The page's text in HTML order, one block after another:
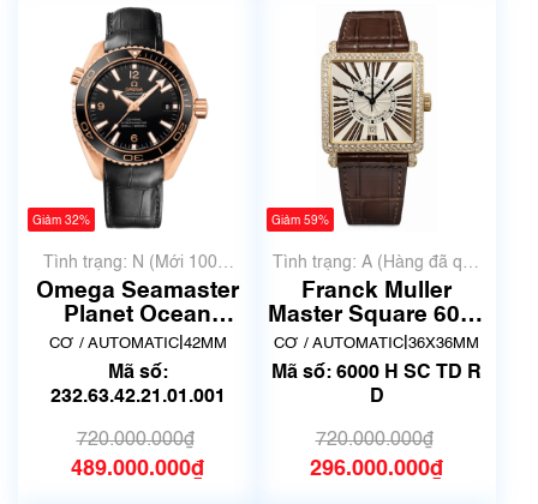
Giảm 32%
Tình trạng: N (Mới 100%
chưa qua sử dụng)
Omega Seamaster
Planet Ocean
232.63.42.21.01.001
| New fullbox
CƠ / AUTOMATIC| 42MM
Mã số:
232.63.42.21.01.001
720.000.000₫
489.000.000₫
Giảm 59%
Tình trạng: A (Hàng đã qua
sử dụng nhưng rất đẹp,
không có xước)
Franck Muller
Master Square 6000
H SC TD R D đã qua
sử dụng
CƠ / AUTOMATIC 36X36MM
Mã số: 6000 H SC TD R
D
720.000.000₫
296.000.000₫